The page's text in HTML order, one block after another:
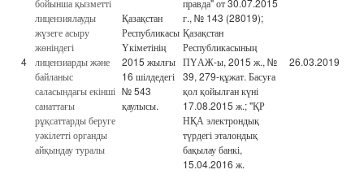
4
бойынша қызметті
лицензиялауды
жүзеге асыру
жөніндегі
лицензиарды және
байланыс
саласындағы екінші
санаттағы
рұқсаттарды беруге
уәкілетті органды
айқындау туралы
Қазақстан
Республикасы
Үкіметінің
2015 жылғы
16 шілдедегі
№ 543
қаулысы.
правда" от 30.07.2015
г., № 143 (28019);
Қазақстан
Республикасының
ПҮАЖ-ы, 2015 ж., №
39, 279-құжат. Басуға
қол қойылған күні
17.08.2015 ж.; "ҚР
НҚА электрондық
түрдегі эталондық
бақылау банкі,
15.04.2016 ж.
26.03.2019